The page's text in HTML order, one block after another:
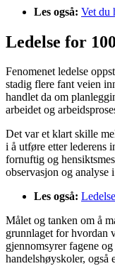
Les også: Vet du
Ledelse for
Fenomenet ledelse
stadig flere fant veien
handlet da om
arbeidet og
Det var et klart skille
i å utføre etter lederens
fornuftig og
observasjon og analyse
Les også:
Målet og tanken om å
grunnlaget for hvordan
gjennomsyrer fagene
handelshøyskoler, også